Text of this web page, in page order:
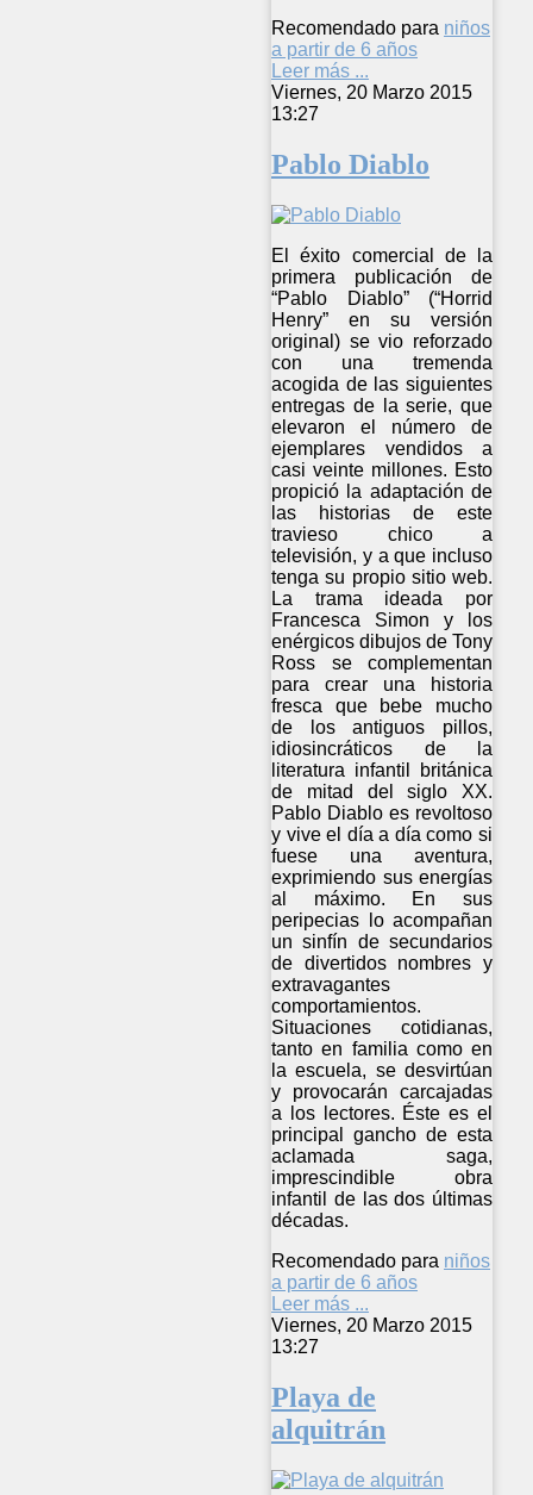
Recomendado para niños
a partir de 6 años
Leer más ...
Viernes, 20 Marzo 2015
13:27
Pablo Diablo
El éxito comercial de la
primera publicación de
“Pablo Diablo” (“Horrid
Henry” en su versión
original) se vio reforzado
con una tremenda
acogida de las siguientes
entregas de la serie, que
elevaron el número de
ejemplares vendidos a
casi veinte millones. Esto
propició la adaptación de
las historias de este
travieso chico a
televisión, y a que incluso
tenga su propio sitio web.
La trama ideada por
Francesca Simon y los
enérgicos dibujos de Tony
Ross se complementan
para crear una historia
fresca que bebe mucho
de los antiguos pillos,
idiosincráticos de la
literatura infantil británica
de mitad del siglo XX.
Pablo Diablo es revoltoso
y vive el día a día como si
fuese una aventura,
exprimiendo sus energías
al máximo. En sus
peripecias lo acompañan
un sinfín de secundarios
de divertidos nombres y
extravagantes
comportamientos.
Situaciones cotidianas,
tanto en familia como en
la escuela, se desvirtúan
y provocarán carcajadas
a los lectores. Éste es el
principal gancho de esta
aclamada saga,
imprescindible obra
infantil de las dos últimas
décadas.
Recomendado para niños
a partir de 6 años
Leer más ...
Viernes, 20 Marzo 2015
13:27
Playa de
alquitrán